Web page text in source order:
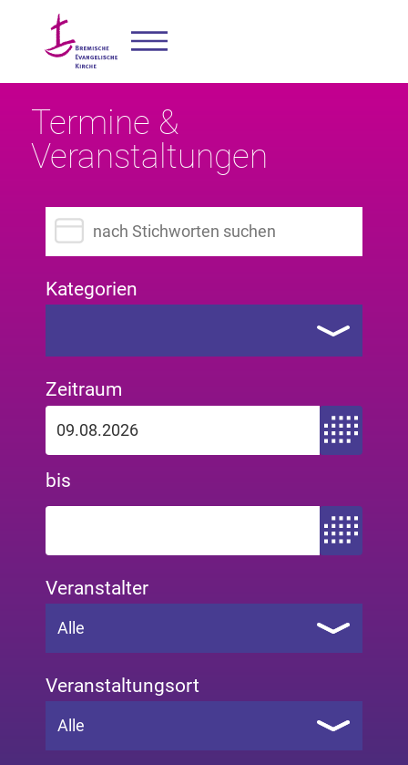
Termine &
Veranstaltungen
Suchbegriff eingeben
Kategorien
Zeitraum
Zeitraum von
bis
Zeitraum bis
Veranstalter
Alle
Veranstaltungsort
Alle